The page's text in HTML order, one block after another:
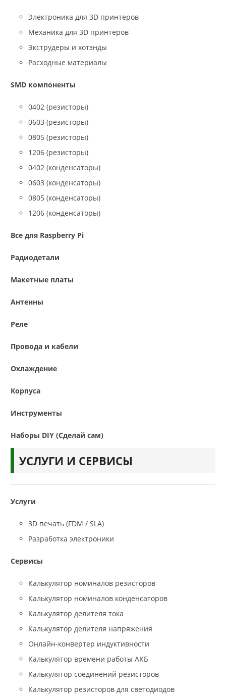
Электроника для 3D принтеров
Механика для 3D принтеров
Экструдеры и хотэнды
Расходные материалы
SMD компоненты
0402 (резисторы)
0603 (резисторы)
0805 (резисторы)
1206 (резисторы)
0402 (конденсаторы)
0603 (конденсаторы)
0805 (конденсаторы)
1206 (конденсаторы)
Все для Raspberry Pi
Радиодетали
Макетные платы
Антенны
Реле
Провода и кабели
Охлаждение
Корпуса
Инструменты
Наборы DIY (Сделай сам)
УСЛУГИ И СЕРВИСЫ
Услуги
3D печать (FDM / SLA)
Разработка электроники
Сервисы
Калькулятор номиналов резисторов
Калькулятор номиналов конденсаторов
Калькулятор делителя тока
Калькулятор делителя напряжения
Онлайн-конвертер индуктивности
Калькулятор времени работы АКБ
Калькулятор соединений резисторов
Калькулятор резисторов для светодиодов